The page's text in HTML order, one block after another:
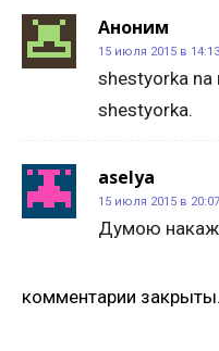
Аноним
15 июля 2015 в 14:13
shestyorka na
shestyorka.
aselya
15 июля 2015 в 20:07
Думою
комментарии закрыты.